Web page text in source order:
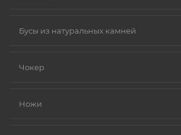
Бусы из натуральных камней
Чокер
Ножи